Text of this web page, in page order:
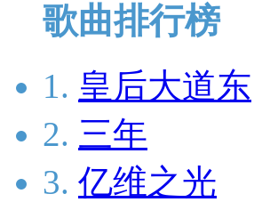
歌曲排行榜
1. 皇后大道东
2. 三年
3. 亿维之光